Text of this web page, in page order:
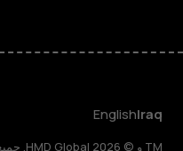
Iraq
English